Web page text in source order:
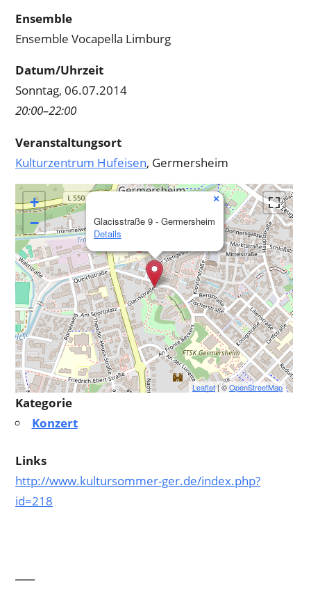
Ensemble
Ensemble Vocapella Limburg
Datum/Uhrzeit
Sonntag, 06.07.2014
20:00–22:00
Veranstaltungsort
Kulturzentrum Hufeisen, Germersheim
Glacisstraße 9 - Germersheim
Details
×
+
−
Leaflet| ©OpenStreetMap
Kategorie
Konzert
Links
http://www.kultursommer-ger.de/index.php?
id=218